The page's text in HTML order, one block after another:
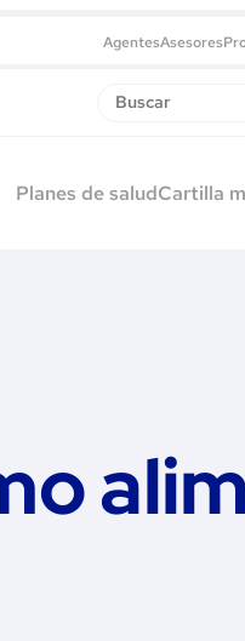
AgentesAsesores
Planes de saludCartilla